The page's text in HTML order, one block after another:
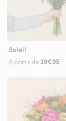
Soleil
À partir de 29€95